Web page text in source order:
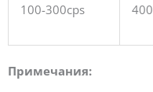
100-300cps
Примечания: